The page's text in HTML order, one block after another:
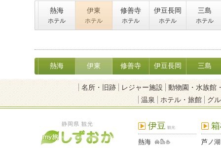
熱海
ホテル
伊東
ホテル
修善寺
ホテル
伊豆長岡
ホテル
三島
ホテル
熱海 伊東 修善寺 伊豆長岡 三島
名所・旧跡 レジャー施設
動物園・水族館
温泉
ホテル・旅館 グ
静岡県 観光 伊豆 観光
熱海
芦ノ湖